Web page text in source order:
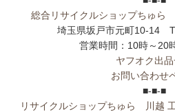
総合リサイクルショップちゅら
埼玉県坂戸市元町10-14
営業時間：10時～20
ヤフオク出
お問い合わせ
■-■-■
リサイクルショップちゅら 川越